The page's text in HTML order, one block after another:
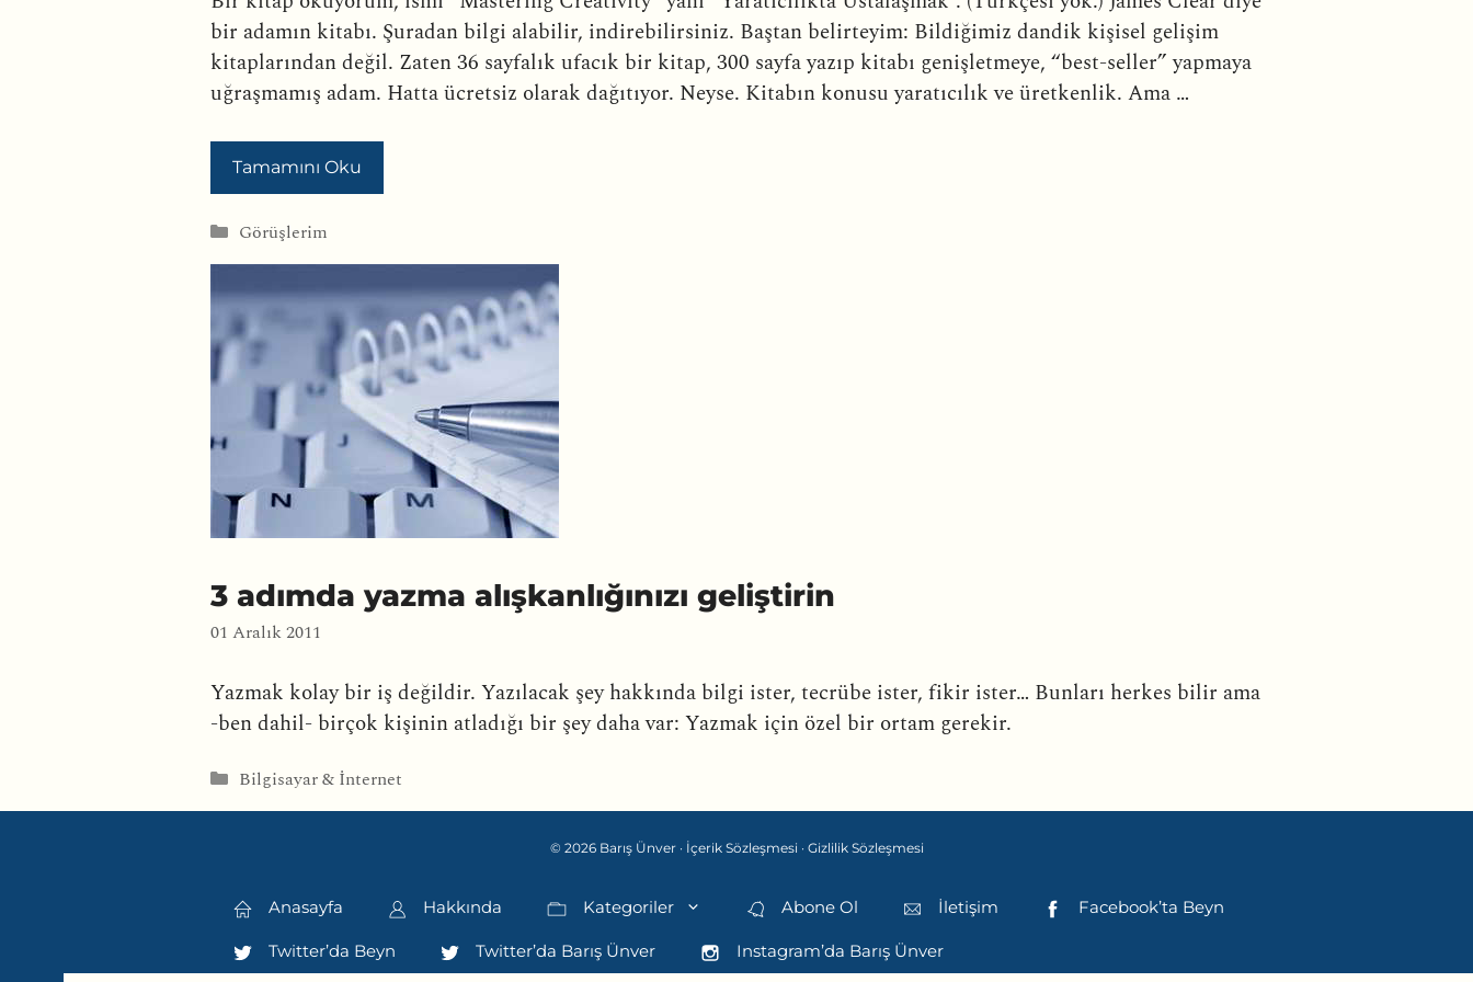
bir adamın kitabı. Şuradan bilgi alabilir, indirebilirsiniz. Baştan belirteyim: Bildiğimiz dandik kişisel gelişim
kitaplarından değil. Zaten 36 sayfalık ufacık bir kitap, 300 sayfa yazıp kitabı genişletmeye, “best-seller” yapmaya
uğraşmamış adam. Hatta ücretsiz olarak dağıtıyor. Neyse. Kitabın konusu yaratıcılık ve üretkenlik. Ama …
Tamamını Oku
Kategoriler
Görüşlerim
3 adımda yazma alışkanlığınızı geliştirin
01 Aralık 2011
Yazmak kolay bir iş değildir. Yazılacak şey hakkında bilgi ister, tecrübe ister, fikir ister… Bunları herkes bilir ama
-ben dahil- birçok kişinin atladığı bir şey daha var: Yazmak için özel bir ortam gerekir.
Kategoriler
Bilgisayar & İnternet
© 2026 Barış Ünver · İçerik Sözleşmesi · Gizlilik Sözleşmesi
Anasayfa Hakkında Kategoriler Abone Ol İletişim Facebook’ta Beyn
Twitter’da Beyn Twitter’da Barış Ünver Instagram’da Barış Ünver